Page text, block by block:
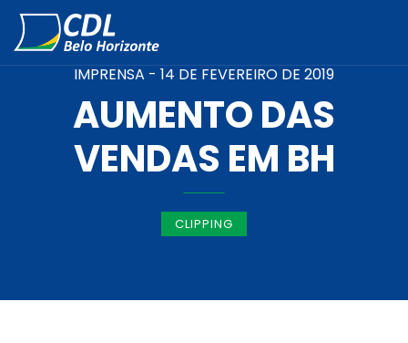
IMPRENSA - 14 DE FEVEREIRO DE 2019
AUMENTO DAS
VENDAS EM BH
CLIPPING